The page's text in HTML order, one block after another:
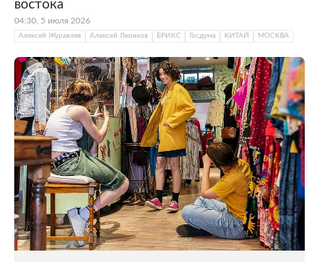
востока
04:30, 5 июля 2026
Алексей Журавлев Алексей Леонков БРИКС Госдума КИТАЙ МОСКВА